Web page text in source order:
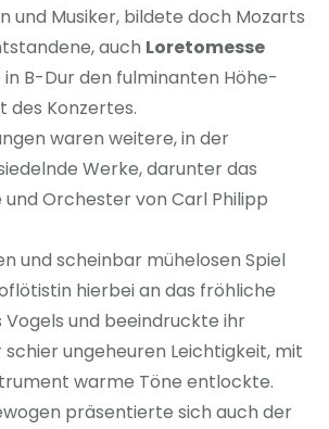
und Musiker, bildete doch Mozarts
auch Loretomesse
B-Dur den fulminanten Höhe-
des Konzertes.
waren weitere, in der
Werke, darunter das
Orchester von Carl Philipp
und scheinbar mühelosen Spiel
hierbei an das fröhliche
Vogels und beeindruckte ihr
ungeheuren Leichtigkeit, mit
warme Töne entlockte.
präsentierte sich auch der